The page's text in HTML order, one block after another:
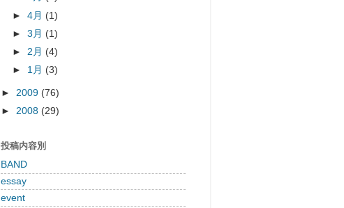
►4月 (1)
►3月 (1)
► 2月 (4)
► 1月 (3)
► 2009 (76)
► 2008 (29)
投稿内容別
BAND
essay
event